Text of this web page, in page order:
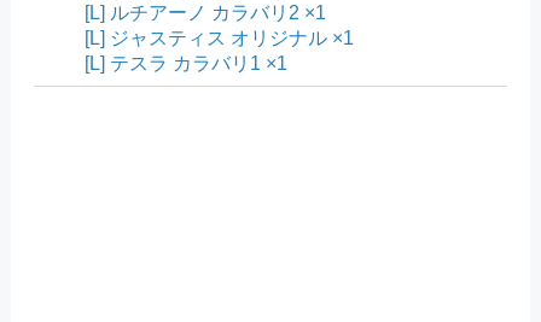
[L] ルチアーノ カラバリ2 ×1
[L] ジャスティス オリジナル ×1
[L] テスラ カラバリ1 ×1